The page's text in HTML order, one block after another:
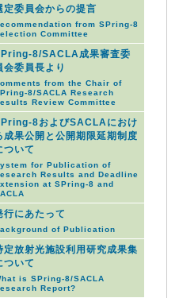
定委員会からの提言
from SPring-8
Committee
8/SACLA成果審査委
会委員長より
from the Chair of
8/SACLA Research
Review Committee
8およびSACLAにおけ
成果公開と公開期限延期制度
ついて
for Publication of
Results and Deadline
at SPring-8 and
行にあたって
of Publication
定放射光施設利用研究成果集
ついて
is SPring-8/SACLA
Report?